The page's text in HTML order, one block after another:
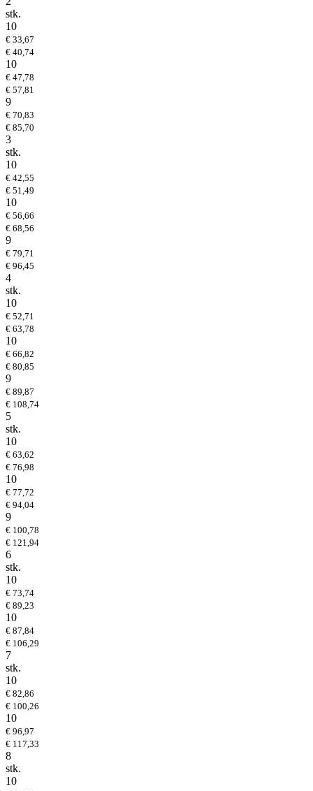
stk.
10
€ 33,67
€ 40,74
10
€ 47,78
€ 57,81
9
€ 70,83
€ 85,70
3
stk.
10
€ 42,55
€ 51,49
10
€ 56,66
€ 68,56
9
€ 79,71
€ 96,45
4
stk.
10
€ 52,71
€ 63,78
10
€ 66,82
€ 80,85
9
€ 89,87
€ 108,74
5
stk.
10
€ 63,62
€ 76,98
10
€ 77,72
€ 94,04
9
€ 100,78
€ 121,94
6
stk.
10
€ 73,74
€ 89,23
10
€ 87,84
€ 106,29
7
stk.
10
€ 82,86
€ 100,26
10
€ 96,97
€ 117,33
8
stk.
10